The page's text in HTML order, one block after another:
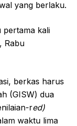
yang berlaku.
pertama kali
Rabu
berkas harus
(GISW) dua
red)
waktu lima